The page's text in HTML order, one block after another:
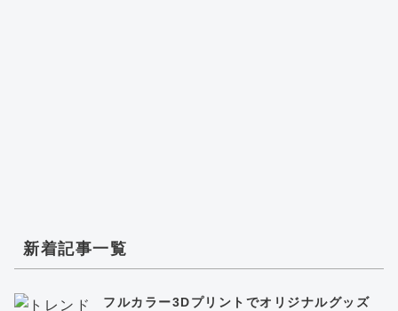
新着記事一覧
フルカラー3Dプリントでオリジナルグッズ